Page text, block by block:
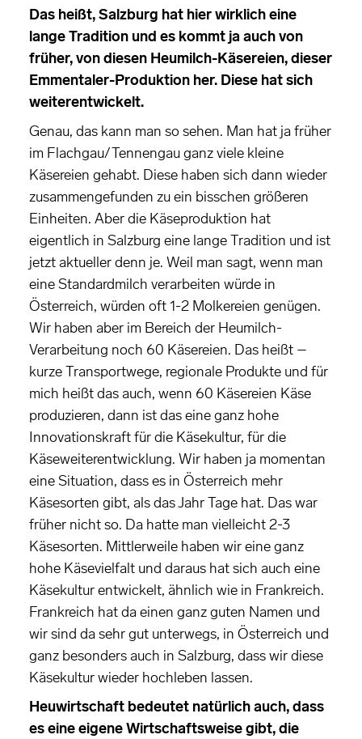
Das heißt, Salzburg hat hier wirklich eine
lange Tradition und es kommt ja auch von
früher, von diesen Heumilch-Käsereien, dieser
Emmentaler-Produktion her. Diese hat sich
weiterentwickelt.
Genau, das kann man so sehen. Man hat ja früher
im Flachgau/Tennengau ganz viele kleine
Käsereien gehabt. Diese haben sich dann wieder
zusammengefunden zu ein bisschen größeren
Einheiten. Aber die Käseproduktion hat
eigentlich in Salzburg eine lange Tradition und ist
jetzt aktueller denn je. Weil man sagt, wenn man
eine Standardmilch verarbeiten würde in
Österreich, würden oft 1-2 Molkereien genügen.
Wir haben aber im Bereich der Heumilch-
Verarbeitung noch 60 Käsereien. Das heißt –
kurze Transportwege, regionale Produkte und für
mich heißt das auch, wenn 60 Käsereien Käse
produzieren, dann ist das eine ganz hohe
Innovationskraft für die Käsekultur, für die
Käseweiterentwicklung. Wir haben ja momentan
eine Situation, dass es in Österreich mehr
Käsesorten gibt, als das Jahr Tage hat. Das war
früher nicht so. Da hatte man vielleicht 2-3
Käsesorten. Mittlerweile haben wir eine ganz
hohe Käsevielfalt und daraus hat sich auch eine
Käsekultur entwickelt, ähnlich wie in Frankreich.
Frankreich hat da einen ganz guten Namen und
wir sind da sehr gut unterwegs, in Österreich und
ganz besonders auch in Salzburg, dass wir diese
Käsekultur wieder hochleben lassen.
Heuwirtschaft bedeutet natürlich auch, dass
es eine eigene Wirtschaftsweise gibt, die